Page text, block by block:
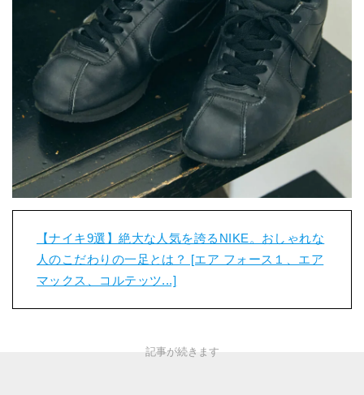
【ナイキ9選】絶大な人気を誇るNIKE。おしゃれな
人のこだわりの一足とは？ [エア フォース１、エア
マックス、コルテッツ...]